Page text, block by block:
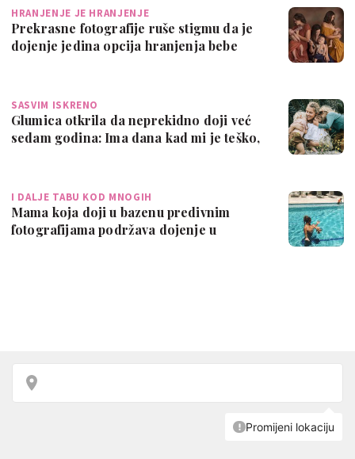
HRANJENJE JE HRANJENJE
Prekrasne fotografije ruše stigmu da je
dojenje jedina opcija hranjenja bebe
SASVIM ISKRENO
Glumica otkrila da neprekidno doji već
sedam godina: Ima dana kad mi je teško,
I DALJE TABU KOD MNOGIH
Mama koja doji u bazenu predivnim
fotografijama podržava dojenje u